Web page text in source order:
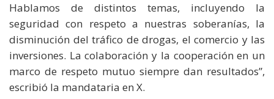
Hablamos de distintos temas, incluyendo la
seguridad con respeto a nuestras soberanías, la
disminución del tráfico de drogas, el comercio y las
inversiones. La colaboración y la cooperación en un
marco de respeto mutuo siempre dan resultados”,
escribió la mandataria en X.